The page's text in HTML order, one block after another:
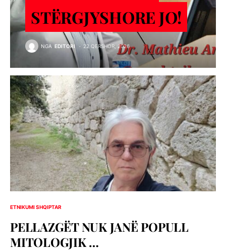
STЁRGJYSHORE JO!
NGA EDITORI 22 QERSHOR, 2026
ETNIKUMI SHQIPTAR
PELLAZGЁT NUK JANЁ POPULL
MITOLOGJIK …